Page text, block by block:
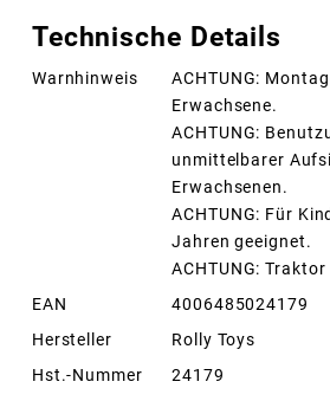
Technische Details
Warnhinweis
ACHTUNG:
Erwachsene.
ACHTUNG:
unmittelbarer
Erwachsenen.
ACHTUNG: Für
Jahren geeignet.
ACHTUNG: Traktor
EAN
4006485024179
Hersteller
Rolly Toys
Hst.-Nummer
24179